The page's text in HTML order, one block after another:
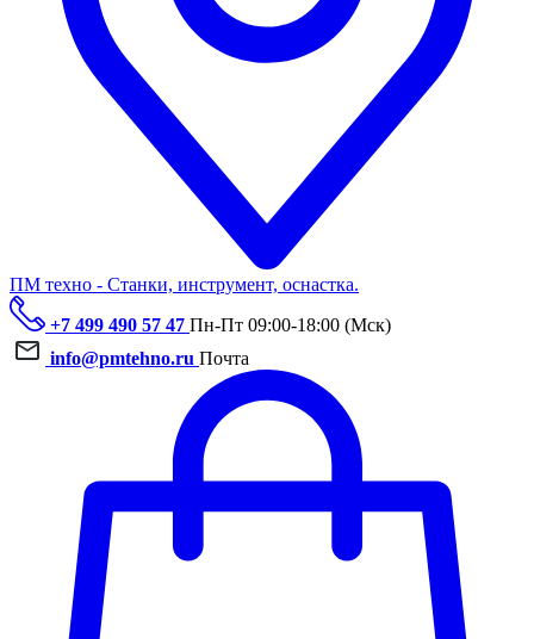
ПМ техно - Станки, инструмент, оснастка.
+7 499 490 57 47 Пн-Пт 09:00-18:00 (Мск)
info@pmtehno.ru Почта